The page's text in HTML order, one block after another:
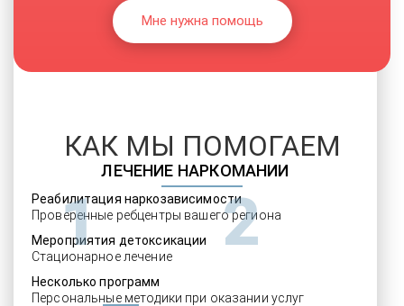
ЛЕЧЕНИЕ НАРКОМАНИИ
Реабилитация наркозависимости
Проверенные ребцентры вашего региона
Мероприятия детоксикации
Стационарное лечение
Несколько программ
Персональные методики при оказании услуг
Мне нужна помощь
КАК МЫ ПОМОГАЕМ
1 2